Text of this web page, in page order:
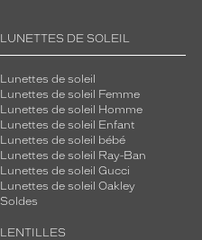
LUNETTES DE SOLEIL
Lunettes de soleil
Lunettes de soleil Femme
Lunettes de soleil Homme
Lunettes de soleil Enfant
Lunettes de soleil bébé
Lunettes de soleil Ray-Ban
Lunettes de soleil Gucci
Lunettes de soleil Oakley
Soldes
LENTILLES